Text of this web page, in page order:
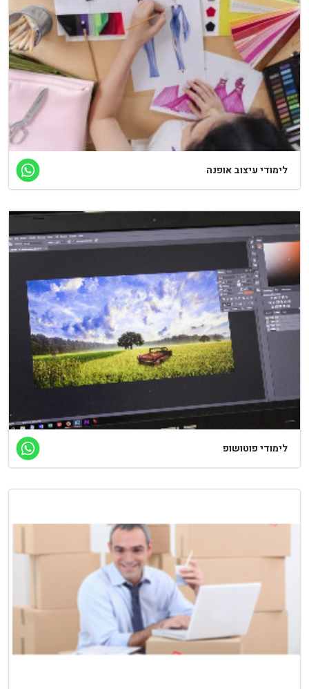
עיצוב אופנה
פוטושופ